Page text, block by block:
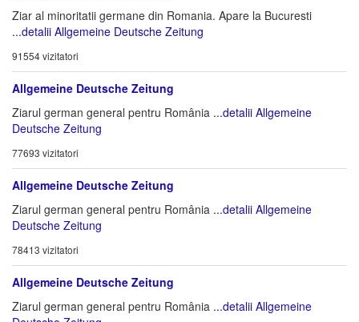
Ziar al minoritatii germane din Romania. Apare la Bucuresti
...detalii Allgemeine Deutsche Zeitung
91554 vizitatori
Allgemeine Deutsche Zeitung
Ziarul german general pentru România ...detalii Allgemeine
Deutsche Zeitung
77693 vizitatori
Allgemeine Deutsche Zeitung
Ziarul german general pentru România ...detalii Allgemeine
Deutsche Zeitung
78413 vizitatori
Allgemeine Deutsche Zeitung
Ziarul german general pentru România ...detalii Allgemeine